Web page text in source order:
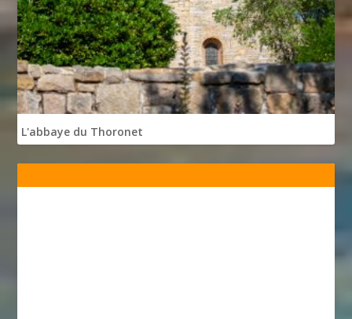
L'abbaye du Thoronet